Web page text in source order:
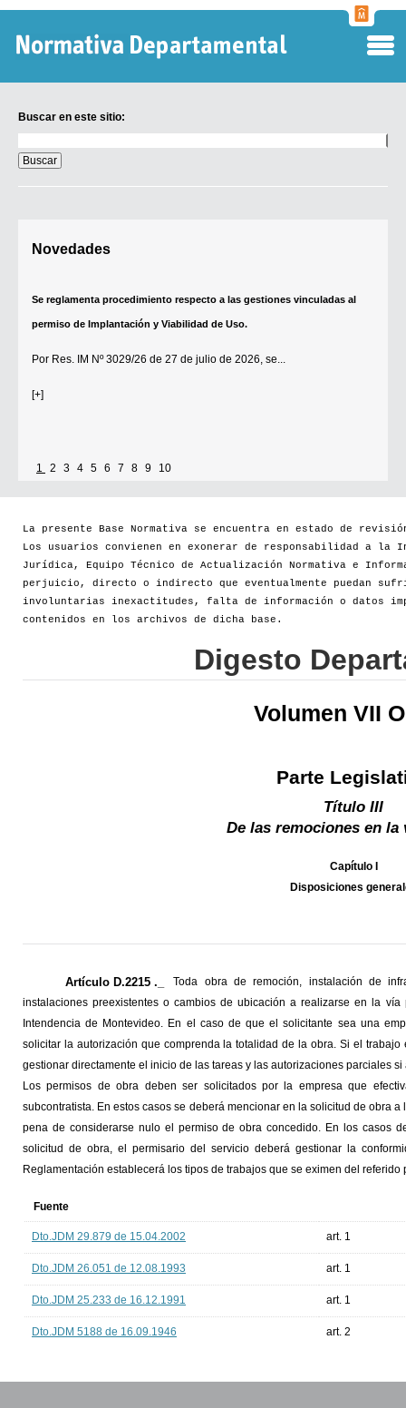
Buscar en este sitio:
en
este
sitio:
Novedades
Se reglamenta procedimiento respecto a las gestiones vinculadas al
permiso de Implantación y Viabilidad de Uso.
Por Res. IM Nº 3029/26 de 27 de julio de 2026, se...
[+]
1 2 3 4 5 6 7 8 9 10
La presente Base Normativa se encuentra en estado de
Los usuarios convienen en exonerar de responsabilidad a la
Jurídica, Equipo Técnico de Actualización Normativa e
perjuicio, directo o indirecto que eventualmente puedan
involuntarias inexactitudes, falta de información o datos
contenidos en los archivos de dicha base.
Digesto
Volumen VII
Parte
Título III
De las remociones en la
Capítulo I
Disposiciones
Artículo D.2215 ._
Toda obra de remoción, instalación de
instalaciones preexistentes o cambios de ubicación a realizarse en la
Intendencia de Montevideo. En el caso de que el solicitante sea una
solicitar la autorización que comprenda la totalidad de la obra. Si el
gestionar directamente el inicio de las tareas y las autorizaciones parciales
Los permisos de obra deben ser solicitados por la empresa que
subcontratista. En estos casos se deberá mencionar en la solicitud de obra
pena de considerarse nulo el permiso de obra concedido. En los casos
solicitud de obra, el permisario del servicio deberá gestionar la
Reglamentación establecerá los tipos de trabajos que se eximen del referido
Fuente
Dto.JDM 29.879 de 15.04.2002 art. 1
Dto.JDM 26.051 de 12.08.1993 art. 1
Dto.JDM 25.233 de 16.12.1991 art. 1
Dto.JDM 5188 de 16.09.1946 art. 2